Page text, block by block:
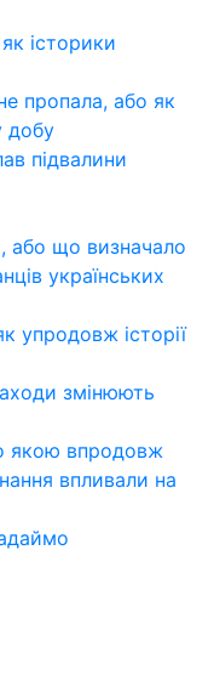
історики
пропала, або як
добу
підвалини
або що визначало
українських
упродовж історії
змінюють
якою впродовж
впливали на